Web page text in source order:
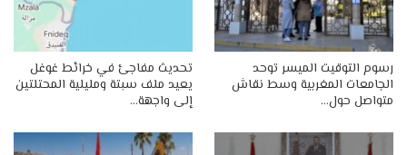
رسوم التوقيت الميسر توحد
الجامعات المغربية وسط نقاش
متواصل حول…
تحديث مفاجئ في خرائط غوغل
يعيد ملف سبتة ومليلية المحتلتين
إلى واجهة…